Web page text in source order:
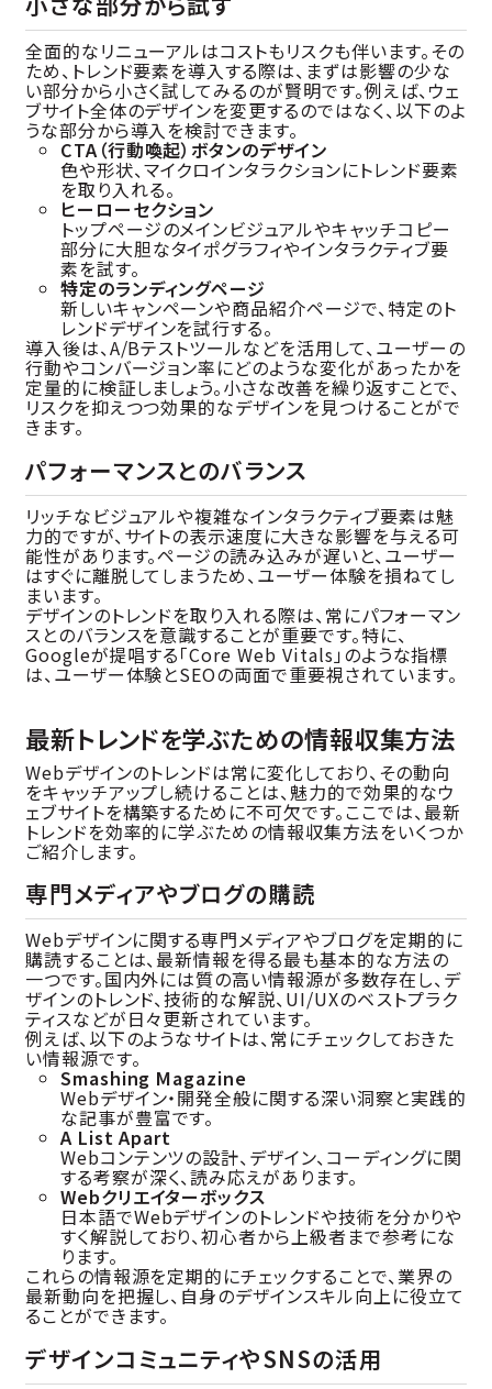
全面的なリニューアルはコストもリスクも伴います。その
ため、トレンド要素を導入する際は、まずは影響の少な
い部分から小さく試してみるのが賢明です。例えば、ウェ
ブサイト全体のデザインを変更するのではなく、以下のよ
うな部分から導入を検討できます。
CTA（行動喚起）ボタンのデザイン
色や形状、マイクロインタラクションにトレンド要素
を取り入れる。
ヒーローセクション
トップページのメインビジュアルやキャッチコピー
部分に大胆なタイポグラフィやインタラクティブ要
素を試す。
特定のランディングページ
新しいキャンペーンや商品紹介ページで、特定のト
レンドデザインを試行する。
導入後は、A/Bテストツールなどを活用して、ユーザーの
行動やコンバージョン率にどのような変化があったかを
定量的に検証しましょう。小さな改善を繰り返すことで、
リスクを抑えつつ効果的なデザインを見つけることがで
きます。
パフォーマンスとのバランス
リッチなビジュアルや複雑なインタラクティブ要素は魅
力的ですが、サイトの表示速度に大きな影響を与える可
能性があります。ページの読み込みが遅いと、ユーザー
はすぐに離脱してしまうため、ユーザー体験を損ねてし
まいます。
デザインのトレンドを取り入れる際は、常にパフォーマン
スとのバランスを意識することが重要です。特に、
Googleが提唱する「Core Web Vitals」のような指標
は、ユーザー体験とSEOの両面で重要視されています。
最新トレンドを学ぶための情報収集方法
Webデザインのトレンドは常に変化しており、その動向
をキャッチアップし続けることは、魅力的で効果的なウ
ェブサイトを構築するために不可欠です。ここでは、最新
トレンドを効率的に学ぶための情報収集方法をいくつか
ご紹介します。
専門メディアやブログの購読
Webデザインに関する専門メディアやブログを定期的に
購読することは、最新情報を得る最も基本的な方法の
一つです。国内外には質の高い情報源が多数存在し、デ
ザインのトレンド、技術的な解説、UI/UXのベストプラク
ティスなどが日々更新されています。
例えば、以下のようなサイトは、常にチェックしておきた
い情報源です。
Smashing Magazine
Webデザイン・開発全般に関する深い洞察と実践的
な記事が豊富です。
A List Apart
Webコンテンツの設計、デザイン、コーディングに関
する考察が深く、読み応えがあります。
Webクリエイターボックス
日本語でWebデザインのトレンドや技術を分かりや
すく解説しており、初心者から上級者まで参考にな
ります。
これらの情報源を定期的にチェックすることで、業界の
最新動向を把握し、自身のデザインスキル向上に役立て
ることができます。
デザインコミュニティやSNSの活用